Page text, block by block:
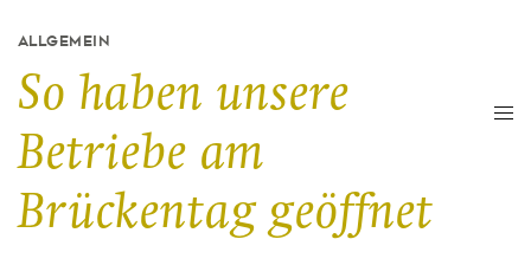
ALLGEMEIN
So haben unsere
Betriebe am
Brückentag geöffnet